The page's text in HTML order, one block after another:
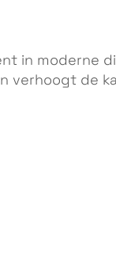
in moderne
verhoogt de